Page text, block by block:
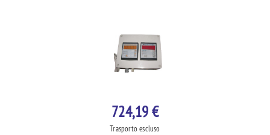
724,19 €
Trasporto escluso